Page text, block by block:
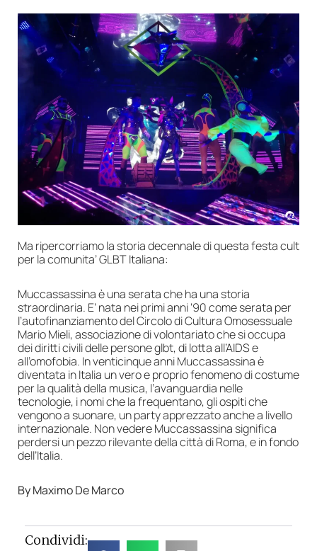
Ma ripercorriamo la storia decennale di questa festa cult
per la comunita’ GLBT Italiana:
Muccassassina è una serata che ha una storia
straordinaria. E’ nata nei primi anni ‘90 come serata per
l’autofinanziamento del Circolo di Cultura Omosessuale
Mario Mieli, associazione di volontariato che si occupa
dei diritti civili delle persone glbt, di lotta all’AIDS e
all’omofobia. In venticinque anni Muccassassina è
diventata in Italia un vero e proprio fenomeno di costume
per la qualità della musica, l’avanguardia nelle
tecnologie, i nomi che la frequentano, gli ospiti che
vengono a suonare, un party apprezzato anche a livello
internazionale. Non vedere Muccassassina significa
perdersi un pezzo rilevante della città di Roma, e in fondo
dell’Italia.
By Maximo De Marco
Condividi: